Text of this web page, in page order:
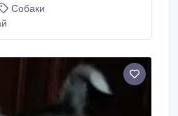
договоримся!Обмен
Собаки